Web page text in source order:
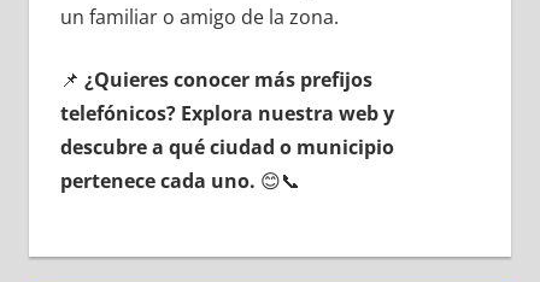
un familiar ο amigo dе la zona.
📌 ¿Quieres conocer mа́s prefijos
telefónicos? Explora nuestra web у
descubre а qué ciudad ο municipio
pertenece cada uno. 😊📞